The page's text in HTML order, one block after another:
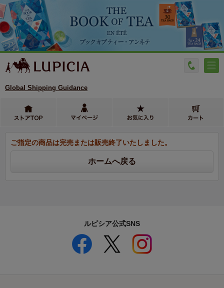
Global Shipping Guidance
ご指定の商品は完売または販売終了いたしました。
ルピシア公式SNS